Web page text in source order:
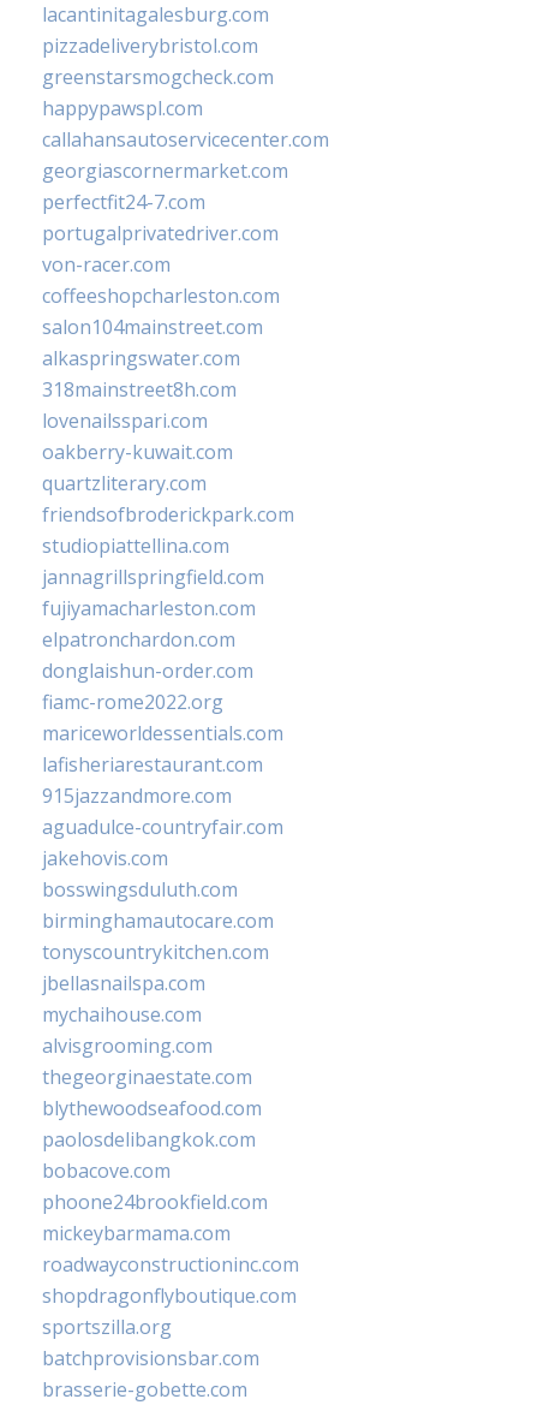
lacantinitagalesburg.com
pizzadeliverybristol.com
greenstarsmogcheck.com
happypawspl.com
callahansautoservicecenter.com
georgiascornermarket.com
perfectfit24-7.com
portugalprivatedriver.com
von-racer.com
coffeeshopcharleston.com
salon104mainstreet.com
alkaspringswater.com
318mainstreet8h.com
lovenailsspari.com
oakberry-kuwait.com
quartzliterary.com
friendsofbroderickpark.com
studiopiattellina.com
jannagrillspringfield.com
fujiyamacharleston.com
elpatronchardon.com
donglaishun-order.com
fiamc-rome2022.org
mariceworldessentials.com
lafisheriarestaurant.com
915jazzandmore.com
aguadulce-countryfair.com
jakehovis.com
bosswingsduluth.com
birminghamautocare.com
tonyscountrykitchen.com
jbellasnailspa.com
mychaihouse.com
alvisgrooming.com
thegeorginaestate.com
blythewoodseafood.com
paolosdelibangkok.com
bobacove.com
phoone24brookfield.com
mickeybarmama.com
roadwayconstructioninc.com
shopdragonflyboutique.com
sportszilla.org
batchprovisionsbar.com
brasserie-gobette.com